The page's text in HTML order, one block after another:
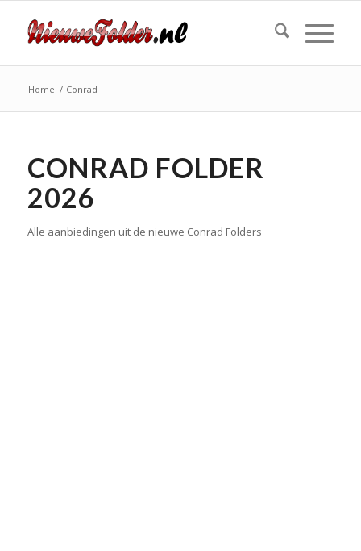
Home / Conrad
CONRAD FOLDER
2026
Alle aanbiedingen uit de nieuwe Conrad Folders